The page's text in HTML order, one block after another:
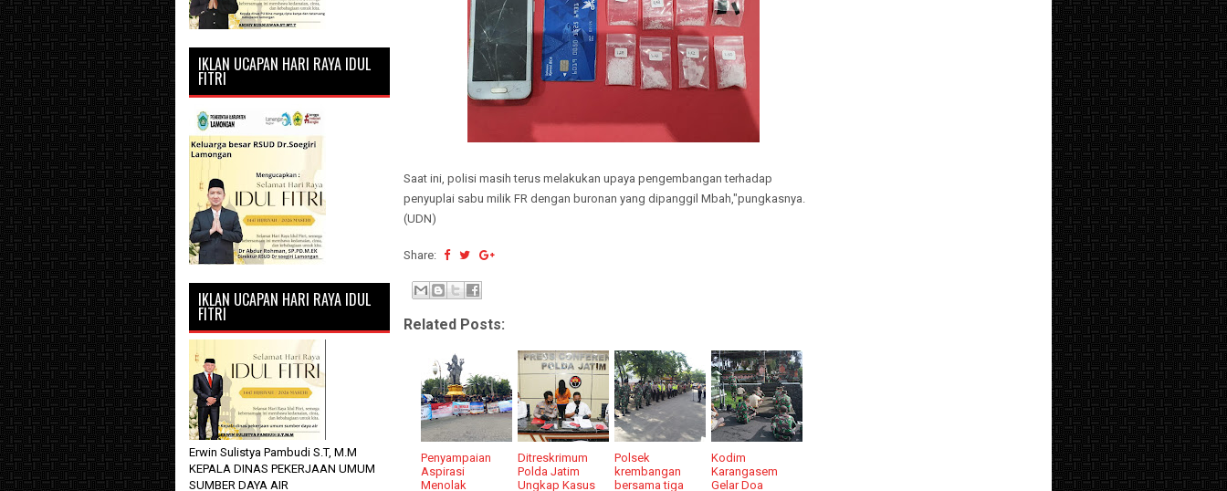
Saat ini, polisi masih terus melakukan upaya pengembangan terhadap
penyuplai sabu milik FR dengan buronan yang dipanggil Mbah,"pungkasnya.
(UDN)
Share:
Related Posts:
Penyampaian
Aspirasi
Menolak
Ditreskrimum
Polda Jatim
Ungkap Kasus
Polsek
krembangan
bersama tiga
Kodim
Karangasem
Gelar Doa
IKLAN UCAPAN HARI RAYA IDUL
FITRI
IKLAN UCAPAN HARI RAYA IDUL
FITRI
Erwin Sulistya Pambudi S.T, M.M
KEPALA DINAS PEKERJAAN UMUM
SUMBER DAYA AIR